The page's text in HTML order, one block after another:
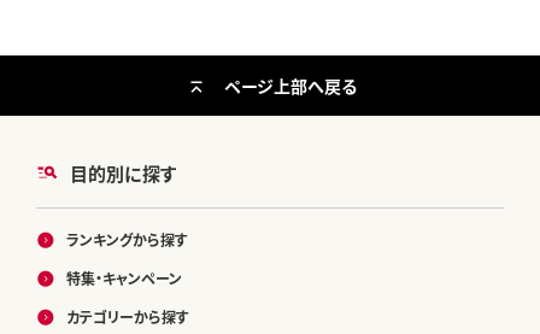
目的別に探す
ランキングから探す
特集・キャンペーン
カテゴリーから探す
ページ上部へ戻る